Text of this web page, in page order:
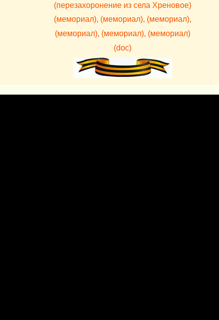
(перезахоронение из села Хреновое)
(мемориал), (мемориал), (мемориал),
(мемориал), (мемориал), (мемориал)
(doc)